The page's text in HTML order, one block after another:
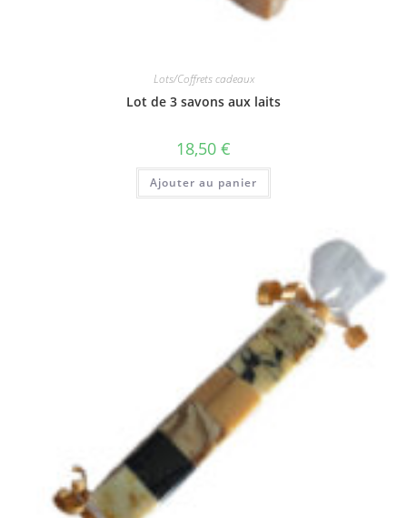
Lots/Coffrets cadeaux
Lot de 3 savons aux laits
18,50 €
Ajouter au panier